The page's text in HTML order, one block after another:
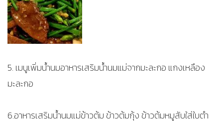
5. เมนูเพิ่มน้ำนมอาหารเสริมน้ำนมแม่จากมะละกอ แกงเหลือง
มะละกอ
6.อาหารเสริมน้ำนมแม่ข้าวต้ม ข้าวต้มกุ้ง ข้าวต้มหมูสับใส่ใบตำ